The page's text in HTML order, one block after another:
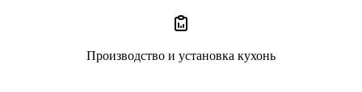
Производство и установка кухонь